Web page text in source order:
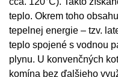
teplo. Okrem toho
tepelnej energie – tzv.
teplo spojené s vodnou
plynu. U konvenčných
komína bez ďalšieho